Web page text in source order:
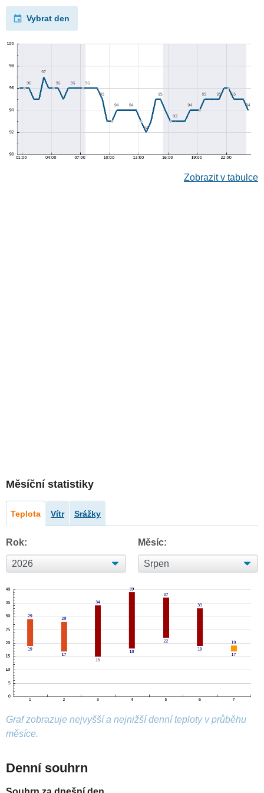
Vybrat den
Zobrazit v tabulce
Měsíční statistiky
Teplota Vítr Srážky
Rok: Měsíc:
Graf zobrazuje nejvyšší a nejnižší denní teploty v průběhu
měsíce.
Denní souhrn